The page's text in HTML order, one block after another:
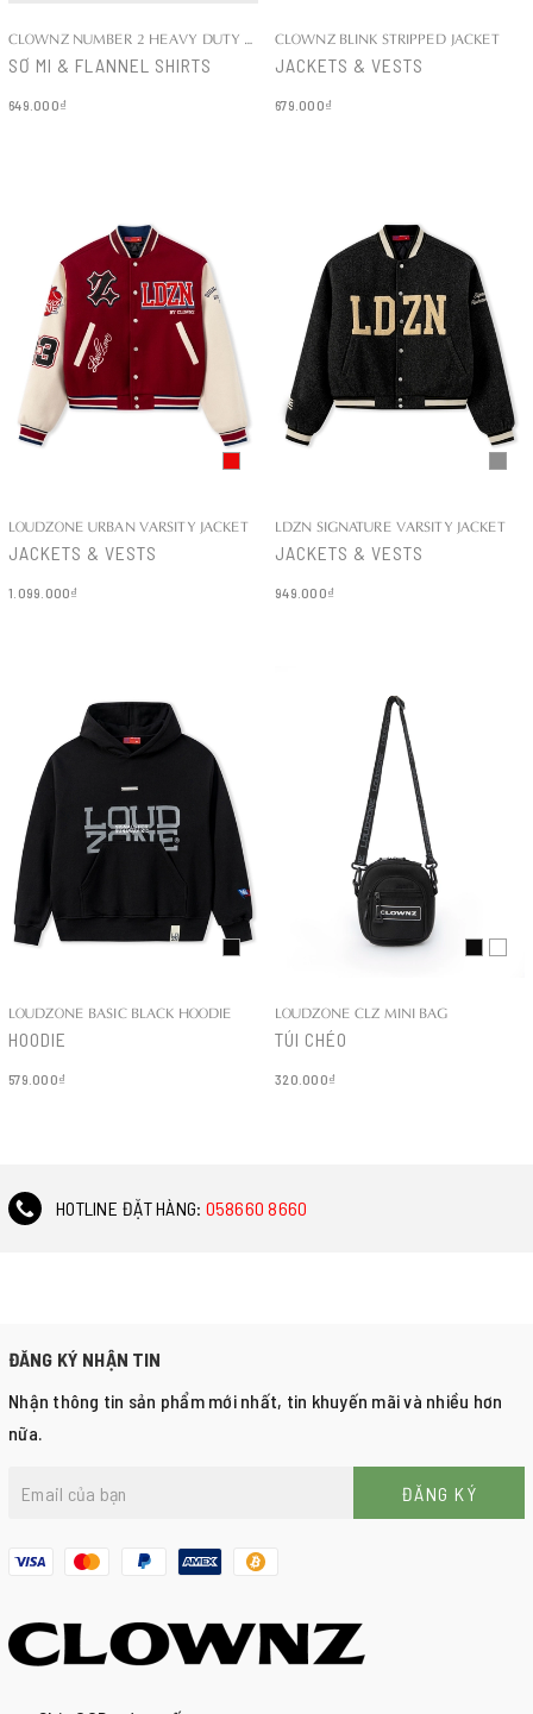
SƠ MI & FLANNEL SHIRTS
649.000₫
CLOWNZ BLINK STRIPPED JACKET
JACKETS & VESTS
679.000₫
LOUDZONE URBAN VARSITY JACKET
JACKETS & VESTS
1.099.000₫
LDZN SIGNATURE VARSITY JACKET
JACKETS & VESTS
949.000₫
LOUDZONE BASIC BLACK HOODIE
HOODIE
579.000₫
LOUDZONE CLZ MINI BAG
TÚI CHÉO
320.000₫
HOTLINE ĐẶT HÀNG: 058660 8660
ĐĂNG KÝ NHẬN TIN
Nhận thông tin sản phẩm mới nhất, tin khuyến mãi và nhiều hơn
nữa.
ĐĂNG KÝ